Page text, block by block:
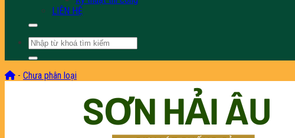
LIÊN HỆ
Tìm
kiếm:
- Chưa phân loại